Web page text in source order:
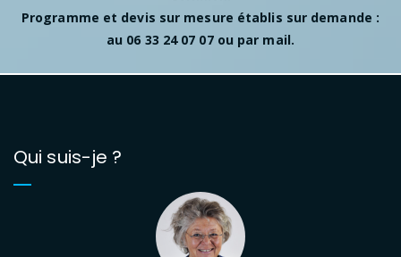
Programme et devis sur mesure établis sur demande :
au 06 33 24 07 07 ou par mail.
Qui suis-je ?